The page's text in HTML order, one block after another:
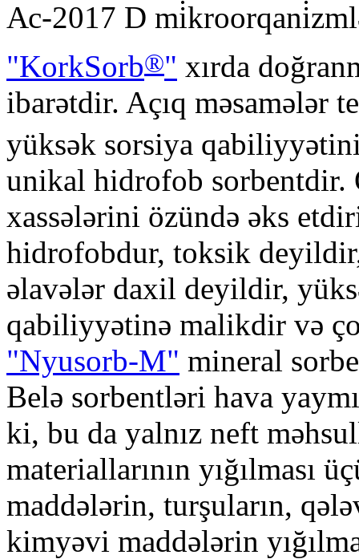
Ас-2017 D
"KorkSorb®" xırda
ibarətdir. Açıq məsamələr
yüksək sorsiya
unikal hidrofob sorbentdir.
xassələrini özündə əks
hidrofobdur, toksik
əlavələr daxil deyildir,
qabiliyyətinə malikdir və
"Nyusorb-M" mineral
Belə sorbentləri hava
ki, bu da yalnız neft
materiallarının yığılması
maddələrin, turşuların,
kimyəvi maddələrin